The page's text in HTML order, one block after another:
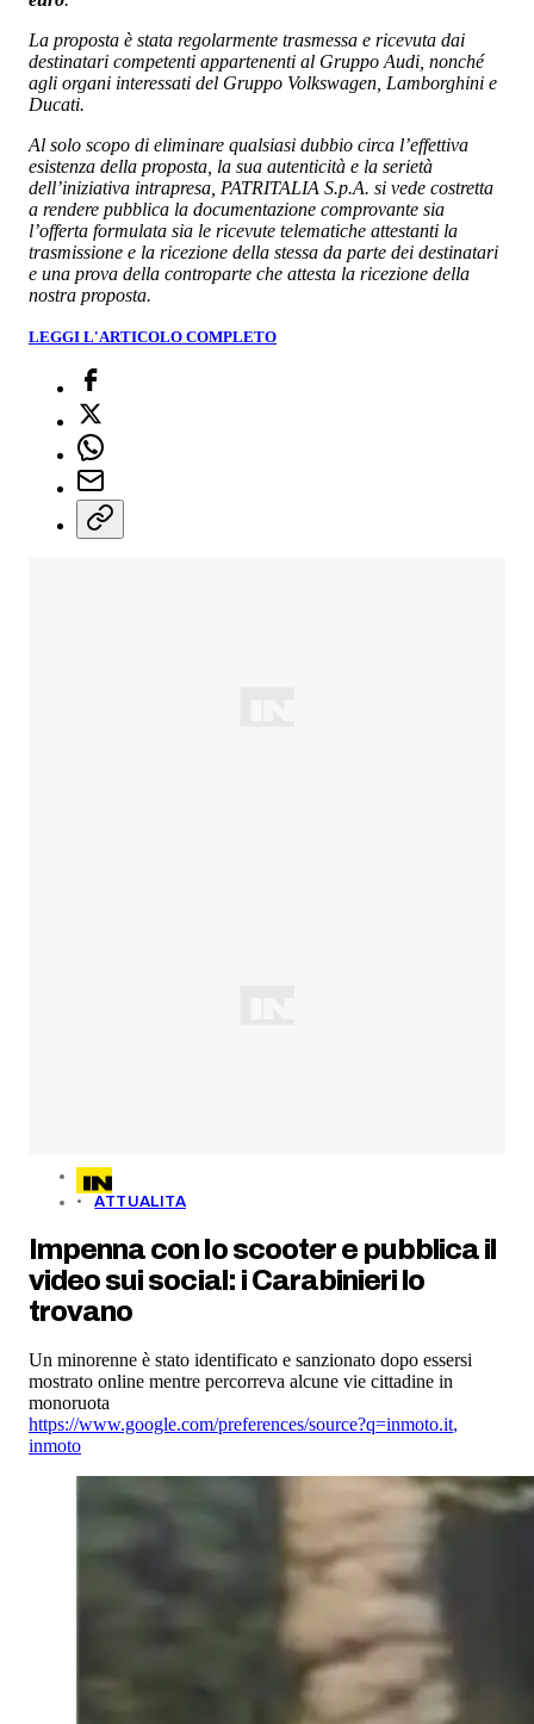
La proposta è stata regolarmente trasmessa e ricevuta dai
destinatari competenti appartenenti al Gruppo Audi, nonché
agli organi interessati del Gruppo Volkswagen, Lamborghini e
Ducati.
Al solo scopo di eliminare qualsiasi dubbio circa l’effettiva
esistenza della proposta, la sua autenticità e la serietà
dell’iniziativa intrapresa, PATRITALIA S.p.A. si vede costretta
a rendere pubblica la documentazione comprovante sia
l’offerta formulata sia le ricevute telematiche attestanti la
trasmissione e la ricezione della stessa da parte dei destinatari
e una prova della controparte che attesta la ricezione della
nostra proposta.
LEGGI L'ARTICOLO COMPLETO
ATTUALITA
Impenna con lo scooter e pubblica il
video sui social: i Carabinieri lo
trovano
Un minorenne è stato identificato e sanzionato dopo essersi
mostrato online mentre percorreva alcune vie cittadine in
monoruota
https://www.google.com/preferences/source?q=inmoto.it,
inmoto